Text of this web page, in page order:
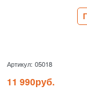
Артикул: 05018
11 990руб.